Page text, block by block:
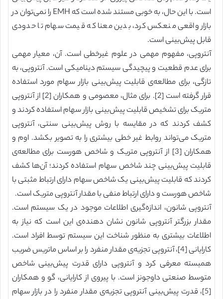
است. با این حال، به خوبی مستند شده است که EMH را نمی‌توان در
بازار واقعی منعکس کرد، بدین معنا که قیمت سهام تا حدودی
قابل پیش‌بینی است.
آنتروپی، مفهوم مهمی در علوم غیرخطی است. آن، معیار مهمی
برای عدم قطعیت و پیچیدگی سیستم دینامیکی است. آنتروپی، به
تازگی، برای مطالعه‌ی قابلیت پیش‌بینی بازار سهام مورد استفاده
قرار گرفته است [2]. برای مثال، معصومی و همکاران [2] از آنتروپی
متریک برای تشخیص قابلیت پیش‌بینی بازار سهام استفاده کردند و
کشف کردند که در مقایسه با روش پیش‌بینی سنتی، آنتروپی
متریک می‌تواند روابط غیر خطی بیشتری را به تصویر بکشد. اوم و
همکاران [3] از آنتروپی متریک و شاخص هورست برای مطالعه‌ی
قابلیت پیش‌بینی چند شاخص سهام استفاده کردند؛ آن‌ها کشف
کردند که قابلیت پیش‌بینی یک شاخص سهام دارای ارتباط مثبتی با
شاخص هورست و دارای ارتباط منفی با مقدار آنتروپی متریک است.
آنتروپی شانون، اندازه‌گیری اطلاعات موجود در یک سیستم است.
مقدار بزرگتر آنتروپی شانون نشان دهنده‌ی این است که نیاز به
اطلاعات بیشتری به منظور شناخت این سیستم توسط افراد است.
کارایانی [4]، آنتروپی تجزیه‌ی مقدار منفرد را بر اساس ماتریس ضریب
همبسته معرفی کرد و آنتروپی دارای قدرت پیش‌بینی شاخص
متوسط صنعتی داوجونز است. با پیروی از کارایانی، گو و همکاران
[5]، قدرت پیش‌بینی آنتروپی تجزیه‌ی مقدار منفرد را در بازار سهام